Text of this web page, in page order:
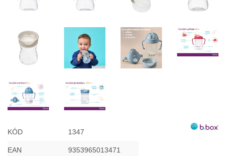
KÓD 1347
EAN 9353965013471